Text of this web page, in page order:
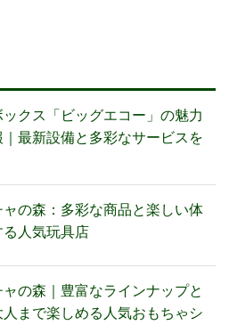
クス「ビッグエコー」の魅力
｜最新設備と多彩なサービスを
ャの森：多彩な商品と楽しい体
人気玩具店
の森｜豊富なラインナップと
まで楽しめる人気おもちゃシ